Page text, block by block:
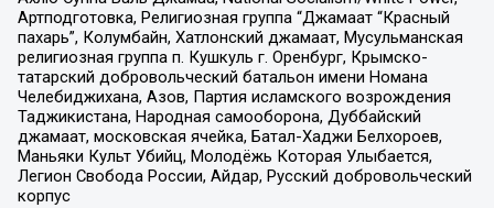
Артподготовка, Религиозная группа “Джамаат “Красный
пахарь”, Колумбайн, Хатлонский джамаат, Мусульманская
религиозная группа п. Кушкуль г. Оренбург, Крымско-
татарский добровольческий батальон имени Номана
Челебиджихана, Азов, Партия исламского возрождения
Таджикистана, Народная самооборона, Дуббайский
джамаат, московская ячейка, Батал-Хаджи Белхороев,
Маньяки Культ Убийц, Молодёжь Которая Улыбается,
Легион Свобода России, Айдар, Русский добровольческий
корпус